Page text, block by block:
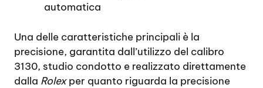
automatica
Una delle caratteristiche principali è la
precisione, garantita dall’utilizzo del calibro
3130, studio condotto e realizzato direttamente
dalla Rolexper quanto riguarda la precisione